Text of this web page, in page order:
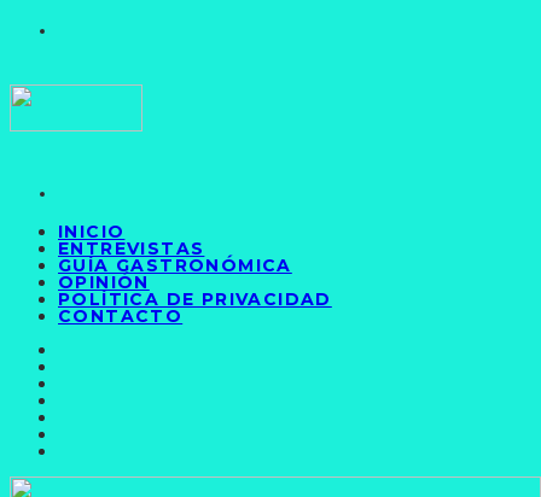
INICIO
ENTREVISTAS
GUÍA GASTRONÓMICA
OPINIÓN
POLÍTICA DE PRIVACIDAD
CONTACTO